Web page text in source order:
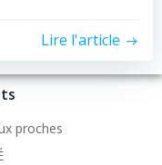
Lire l'article
proches